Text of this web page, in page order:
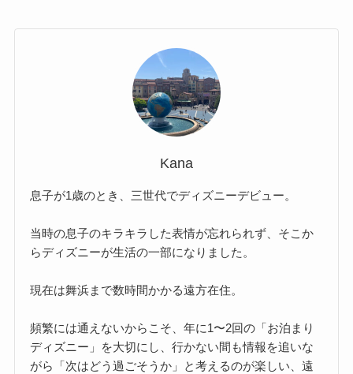
Kana
息子が1歳のとき、三世代でディズニーデビュー。
当時の息子のキラキラした表情が忘れられず、そこか
らディズニーが生活の一部になりました。
現在は舞浜まで数時間かかる遠方在住。
頻繁には通えないからこそ、年に1〜2回の「お泊まり
ディズニー」を大切にし、行かない間も情報を追いな
がら「次はどう過ごそうか」と考えるのが楽しい、遠